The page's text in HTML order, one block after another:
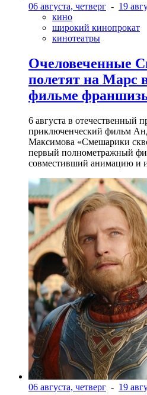
06 августа, четверг - 19
кино
широкий кинопрокат
кинотеатры
Очеловеченные
полетят на Марс
фильме
6 августа в отечественный
приключенческий фильм
Максимова «Смешарики
первый полнометражный
совместивший анимацию и
06 августа, четверг - 19